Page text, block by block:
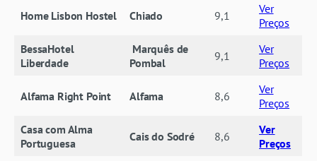
Home Lisbon Hostel Chiado 9,1
Ver
Preços
BessaHotel
Liberdade
Marquês de
Pombal
9,1
Ver
Preços
Alfama Right Point Alfama 8,6
Ver
Preços
Casa com Alma
Portuguesa
Cais do Sodré 8,6
Ver
Preços